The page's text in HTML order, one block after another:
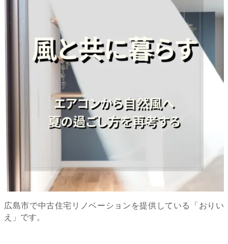
広島市で中古住宅リノベーションを提供している「おりい
え」です。